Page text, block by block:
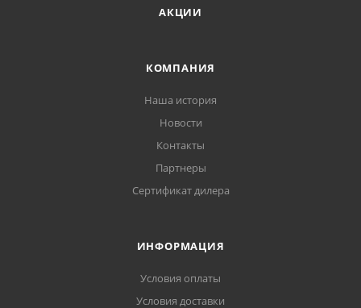
АКЦИИ
КОМПАНИЯ
Наша история
Новости
Контакты
Партнеры
Сертификат дилера
ИНФОРМАЦИЯ
Условия оплаты
Условия доставки